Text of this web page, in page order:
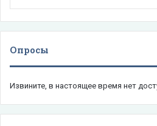
Опросы
Извините, в настоящее время нет